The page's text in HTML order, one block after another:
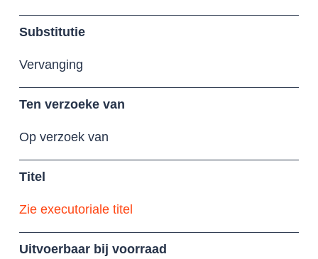
Substitutie
Vervanging
Ten verzoeke van
Op verzoek van
Titel
Zie executoriale titel
Uitvoerbaar bij voorraad